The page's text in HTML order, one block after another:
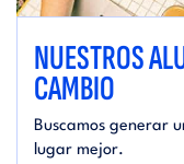
NUESTROS
CAMBIO
Buscamos generar
lugar mejor.